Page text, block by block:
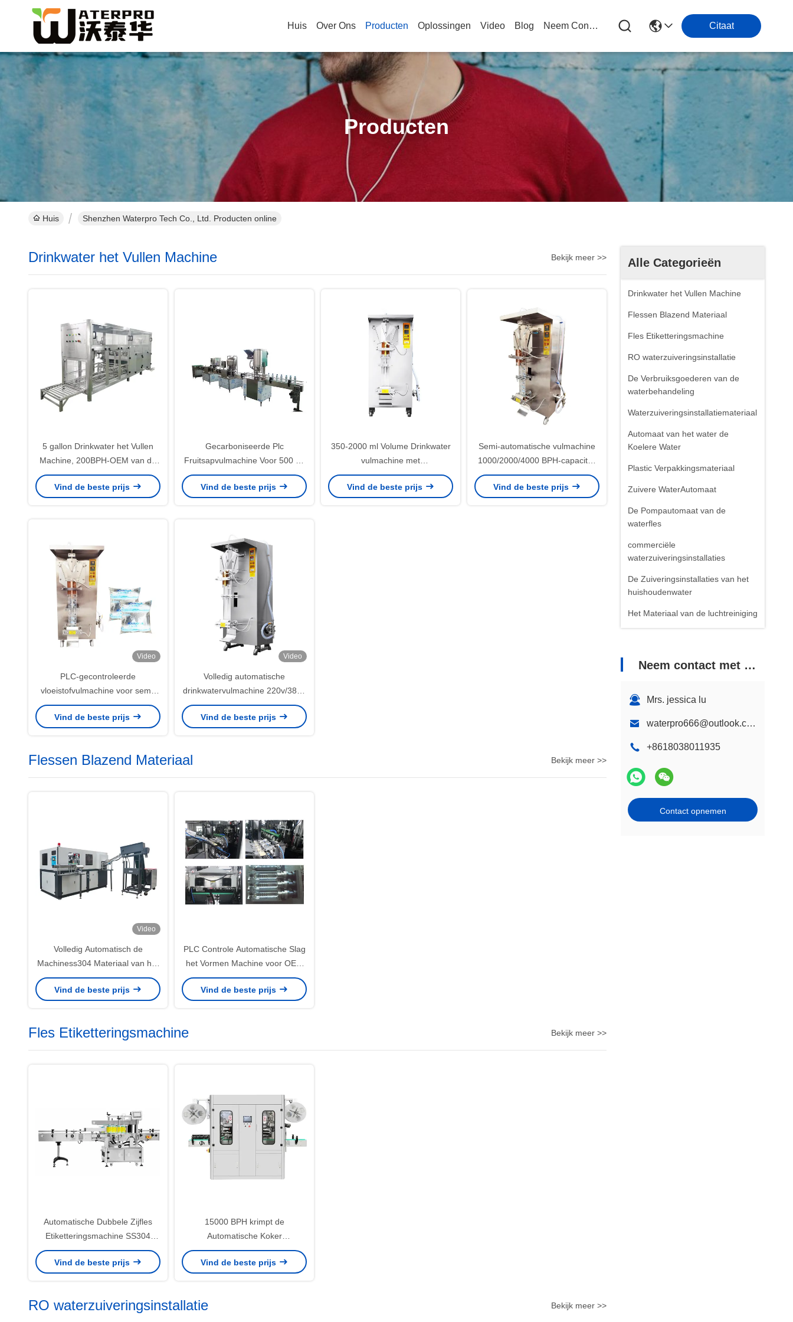
Huis Over Ons Producten Oplossingen Video Blog Neem Contact Met Ons Op Citaat
Producten
Huis Shenzhen Waterpro Tech Co., Ltd. Producten online
Alle Categorieën
Drinkwater het Vullen Machine
Flessen Blazend Materiaal
Fles Etiketteringsmachine
RO waterzuiveringsinstallatie
De Verbruiksgoederen van de
waterbehandeling
Waterzuiveringsinstallatiemateriaal
Automaat van het water de
Koelere Water
Plastic Verpakkingsmateriaal
Zuivere WaterAutomaat
De Pompautomaat van de
waterfles
commerciële
waterzuiveringsinstallaties
De Zuiveringsinstallaties van het
huishoudenwater
Het Materiaal van de luchtreiniging
Neem contact met ons op
Mrs. jessica lu
waterpro666@outlook.com
+8618038011935
Contact opnemen
Drinkwater het Vullen Machine Bekijk meer >>
5 gallon Drinkwater het Vullen
Machine, 200BPH-OEM van de
Was Vullende Afdekkende
Machine
Vind de beste prijs
Gecarboniseerde Plc
Fruitsapvulmachine Voor 500 ml
Pet Flasje
Vind de beste prijs
350-2000 ml Volume Drinkwater
vulmachine met
koolzuurhoudende drank
capaciteit en meer
Vind de beste prijs
Semi-automatische vulmachine
1000/2000/4000 BPH-capaciteit
vulmachine voor het vullen van
volume 100 ml-250 ml x2
Vind de beste prijs
Video
PLC-gecontroleerde
vloeistofvulmachine voor semi-
automatische vul- en verwerking
Vind de beste prijs
Video
Volledig automatische
drinkwatervulmachine 220v/380v
1.8kw Volledig automatische
Volledig automatische kwaliteit
Vind de beste prijs
Flessen Blazend Materiaal Bekijk meer >>
Video
Volledig Automatisch de
Machiness304 Materiaal van het
Flessen Blazend Materiaal voor
HUISDIERENfles
Vind de beste prijs
PLC Controle Automatische Slag
het Vormen Machine voor OEM
van de HUISDIERENfles
Vind de beste prijs
Fles Etiketteringsmachine Bekijk meer >>
Automatische Dubbele Zijfles
Etiketteringsmachine SS304
Materiële Multi Dimensionale
Regelbaar
Vind de beste prijs
15000 BPH krimpt de
Automatische Koker
Etiketteringsmachine met
Stoomhitte Tunnel
Vind de beste prijs
RO waterzuiveringsinstallatie Bekijk meer >>